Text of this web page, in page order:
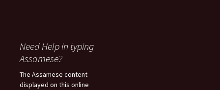
Need Help in typing
Assamese?
The Assamese content
displayed on this online